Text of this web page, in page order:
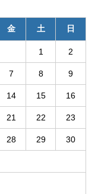
金 土 日
1 2
7 8 9
14 15 16
21 22 23
28 29 30